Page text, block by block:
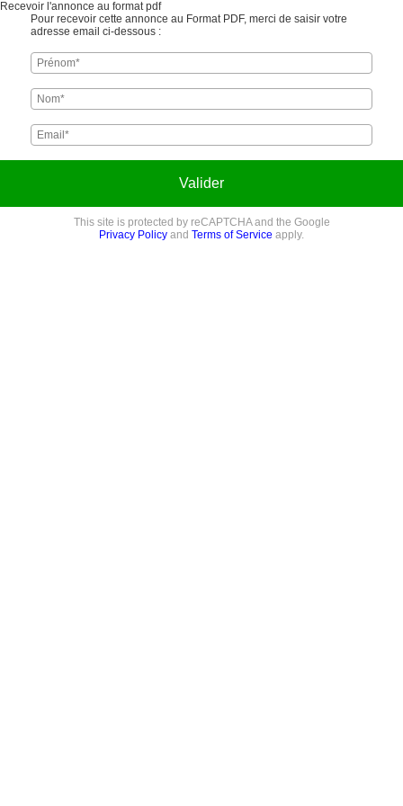
Recevoir l'annonce au format pdf
Pour recevoir cette annonce au Format PDF, merci de saisir votre
adresse email ci-dessous :
Valider
This site is protected by reCAPTCHA and the Google
Privacy Policy and Terms of Service apply.